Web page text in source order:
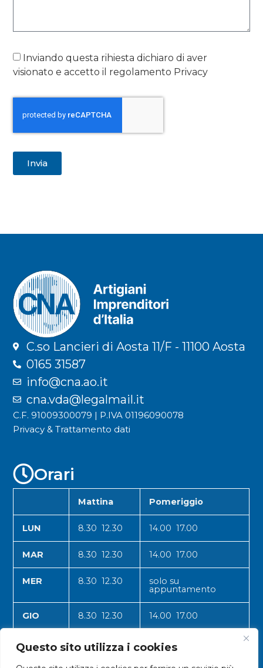
Questo sito utilizza i cookies
Inviando questa rihiesta dichiaro di aver
visionato e accetto il regolamento Privacy
Invia
C.so Lancieri di Aosta 11/F - 11100 Aosta
0165 31587
info@cna.ao.it
cna.vda@legalmail.it
C.F. 91009300079 | P.IVA 01196090078
Privacy & Trattamento dati
Orari
Mattina Pomeriggio
LUN 8.30 12.30 14.00 17.00
MAR 8.30 12.30 14.00 17.00
MER 8.30 12.30 solo su
appuntamento
GIO 8.30 12.30 14.00 17.00
VEN 8.30 12.30 14.00 17.00